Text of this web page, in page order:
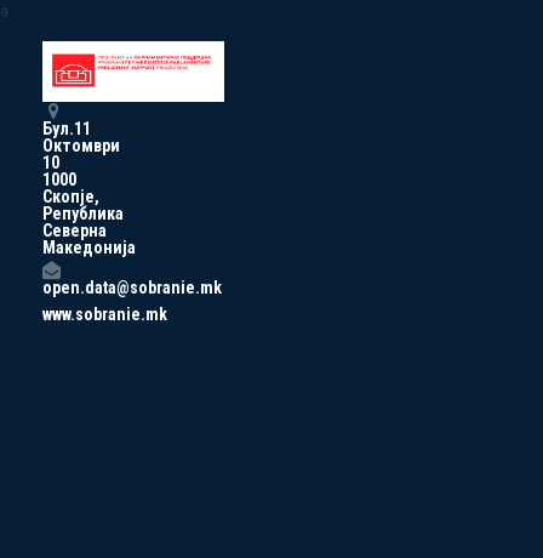
a
Бул.11
Октомври
10
1000
Скопје,
Република
Северна
Македонија
open.data@sobranie.mk
www.sobranie.mk